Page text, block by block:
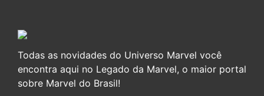
Todas as novidades do Universo Marvel você
encontra aqui no Legado da Marvel, o maior portal
sobre Marvel do Brasil!